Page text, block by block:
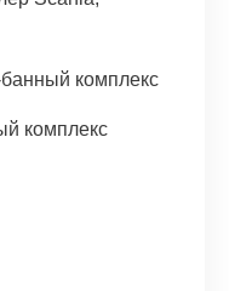
комплекс
комплекс